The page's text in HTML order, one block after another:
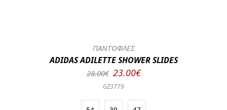
ΠΑΝΤΟΦΛΕΣ
ADIDAS ADILETTE SHOWER SLIDES
28.00€ 23.00€
GZ3779